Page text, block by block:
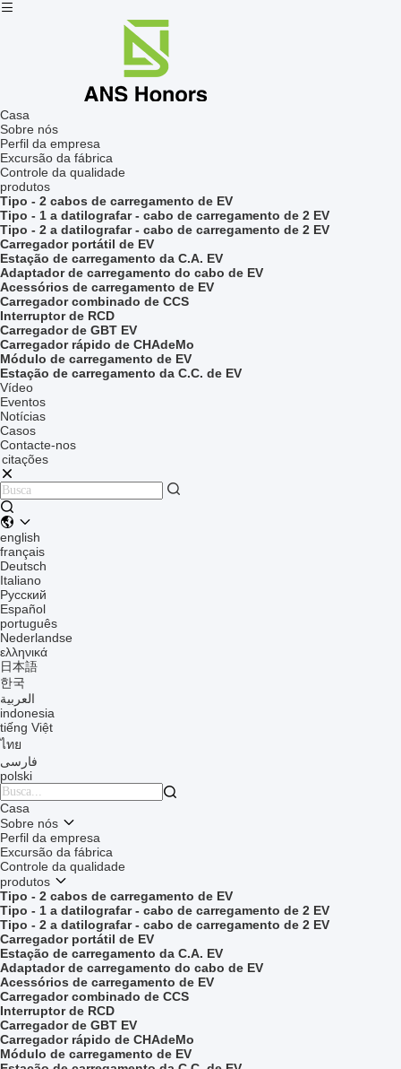
Casa
Sobre nós
Perfil da empresa
Excursão da fábrica
Controle da qualidade
produtos
Tipo - 2 cabos de carregamento de EV
Tipo - 1 a datilografar - cabo de carregamento de 2 EV
Tipo - 2 a datilografar - cabo de carregamento de 2 EV
Carregador portátil de EV
Estação de carregamento da C.A. EV
Adaptador de carregamento do cabo de EV
Acessórios de carregamento de EV
Carregador combinado de CCS
Interruptor de RCD
Carregador de GBT EV
Carregador rápido de CHAdeMo
Módulo de carregamento de EV
Estação de carregamento da C.C. de EV
Vídeo
Eventos
Notícias
Casos
Contacte-nos
citações
english
français
Deutsch
Italiano
Русский
Español
português
Nederlandse
ελληνικά
日本語
한국
العربية
indonesia
tiếng Việt
ไทย
فارسی
polski

Casa
Sobre nós
Perfil da empresa
Excursão da fábrica
Controle da qualidade
produtos
Tipo - 2 cabos de carregamento de EV
Tipo - 1 a datilografar - cabo de carregamento de 2 EV
Tipo - 2 a datilografar - cabo de carregamento de 2 EV
Carregador portátil de EV
Estação de carregamento da C.A. EV
Adaptador de carregamento do cabo de EV
Acessórios de carregamento de EV
Carregador combinado de CCS
Interruptor de RCD
Carregador de GBT EV
Carregador rápido de CHAdeMo
Módulo de carregamento de EV